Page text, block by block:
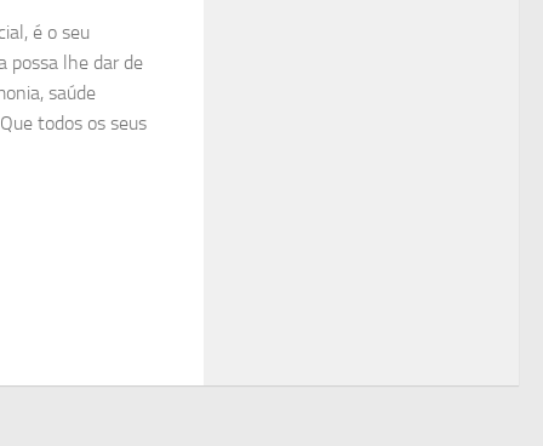
é o seu
possa lhe dar de
saúde
todos os seus